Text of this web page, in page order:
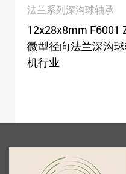
法兰系列深沟球轴承
12x28x8mm F6001
微型径向法兰深沟
机行业